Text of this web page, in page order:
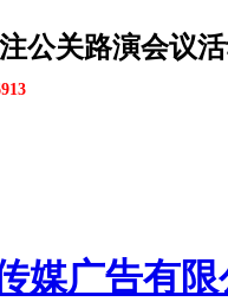
公关路演会议